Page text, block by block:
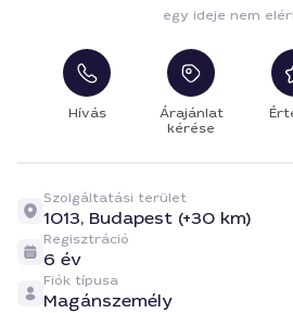
egy ideje nem
Hívás
Árajánlat
kérése
Szolgáltatási terület
1013, Budapest (+30 km)
Regisztráció
6 év
Fiók típusa
Magánszemély